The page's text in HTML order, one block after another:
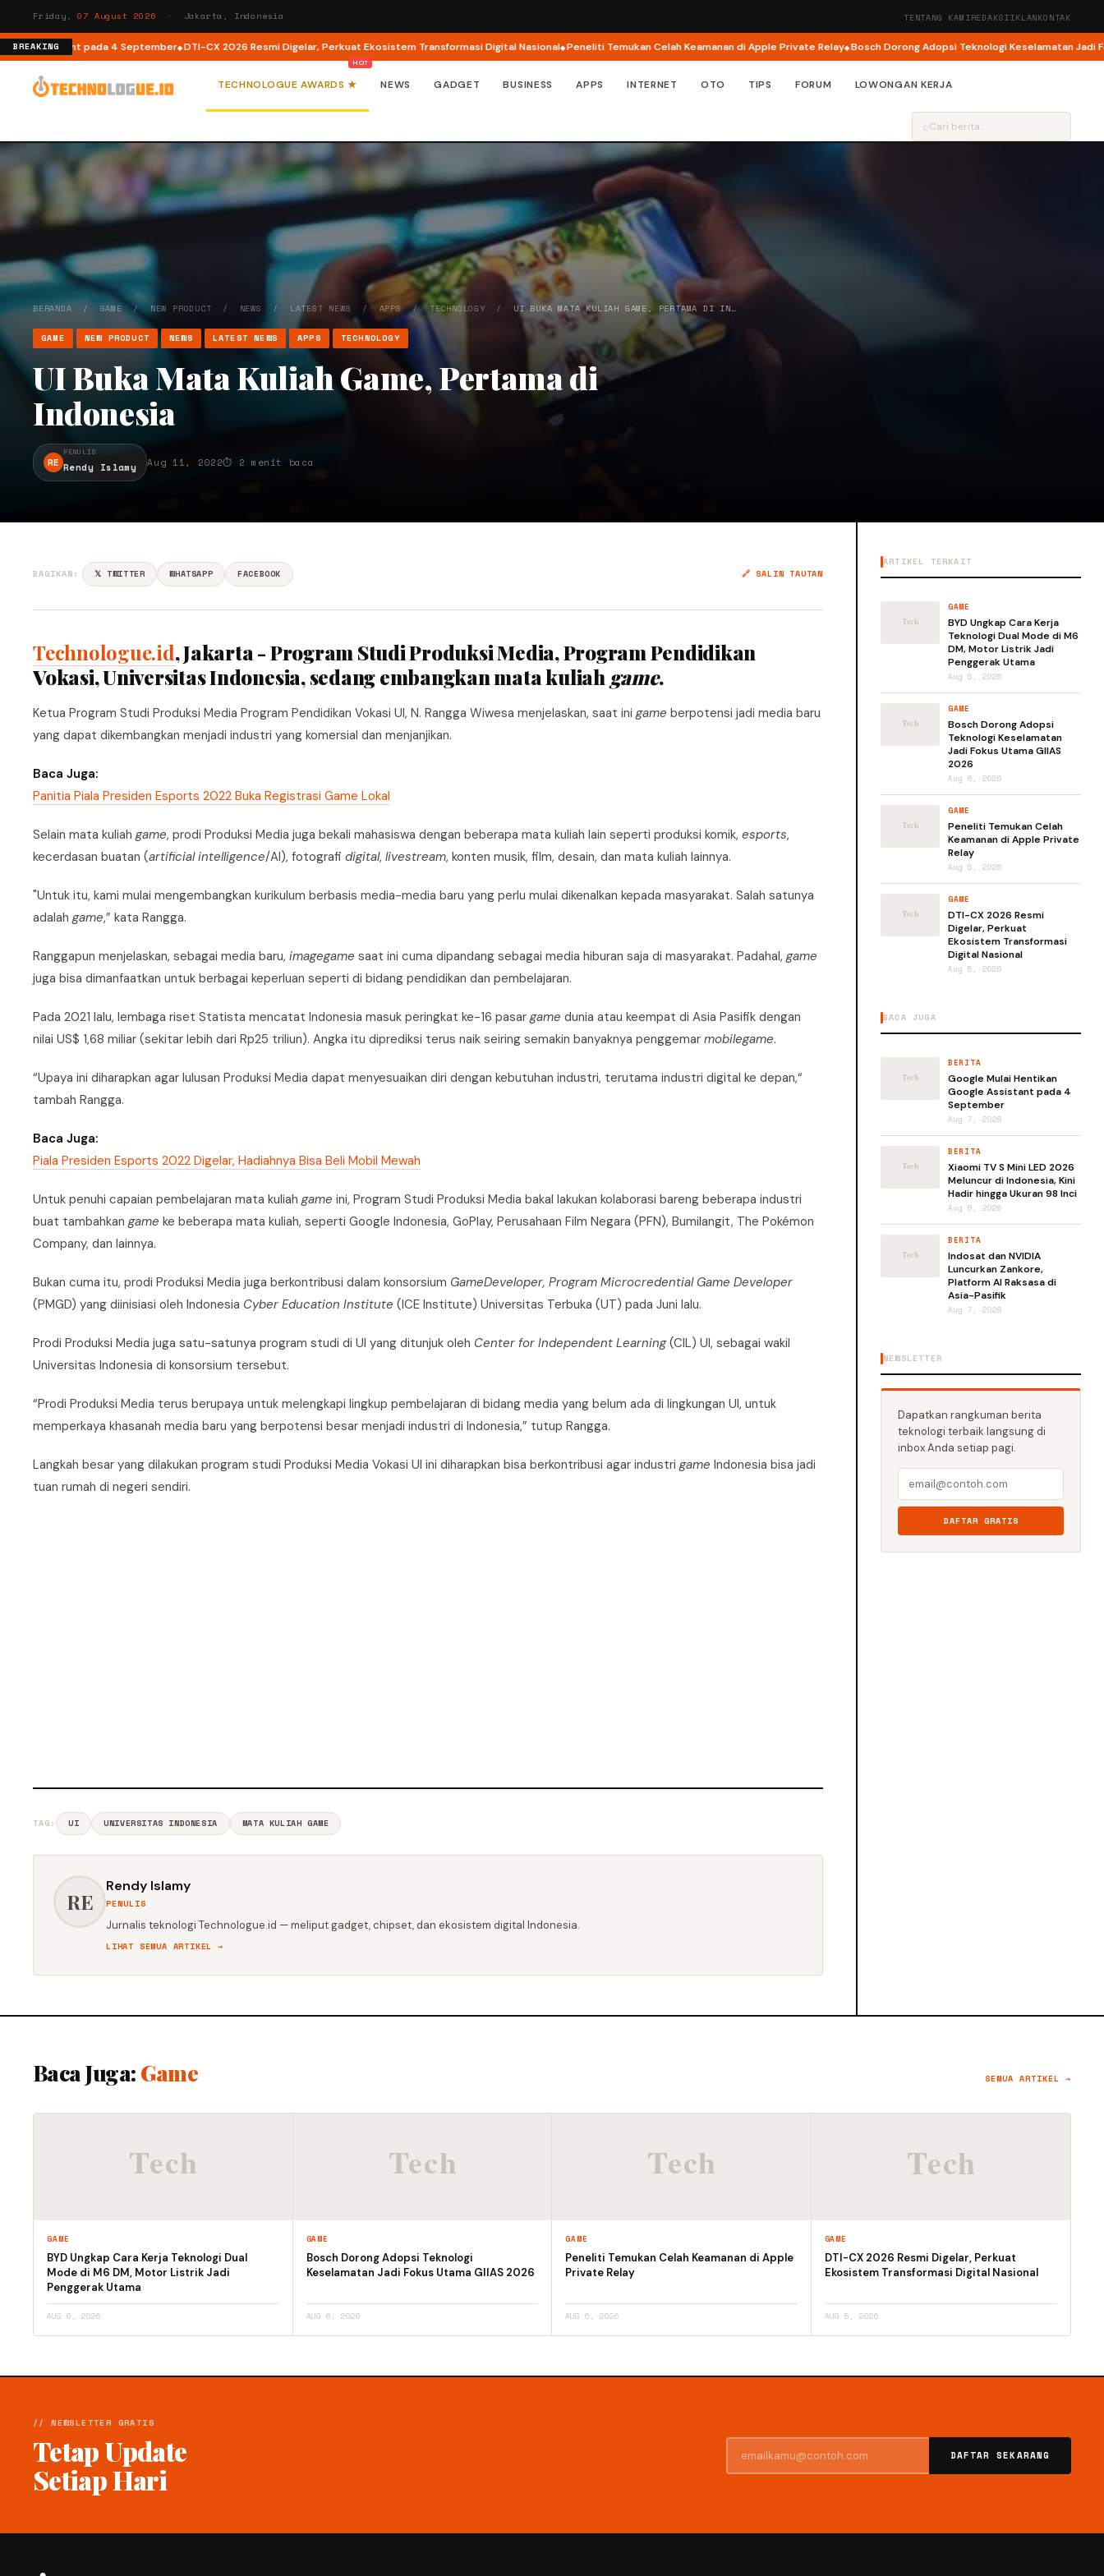
Friday,07 August 2026 · Jakarta, Indonesia TENTANG KAMIREDAKSIIKLANKONTAK
BREAKINGpada 4 September DTI-CX 2026 Resmi Digelar, Perkuat Ekosistem Transformasi Digital Nasional Peneliti Temukan Celah Keamanan di Apple Private Relay Bosch Dorong Adopsi Teknologi Keselamatan Jadi Fokus
TECHNOLOGUE AWARDS ★ NEWS GADGET BUSINESS APPS INTERNET OTO TIPS FORUM LOWONGAN KERJA
⌕
BERANDA / GAME/ NEW PRODUCT / NEWS / LATEST NEWS / APPS/TECHNOLOGY / UI BUKA MATA KULIAH GAME, PERTAMA DI IN…
GAME NEW PRODUCT NEWS LATEST NEWS APPS TECHNOLOGY
UI Buka Mata Kuliah Game, Pertama di
Indonesia
RE
PENULIS
Rendy Islamy Aug 11, 2022⏱ 2 menit baca
BAGIKAN: 𝕏 TWITTER WHATSAPP FACEBOOK 🔗 SALIN TAUTAN
Technologue.id, Jakarta - Program Studi Produksi Media, Program Pendidikan
Vokasi, Universitas Indonesia, sedang embangkan mata kuliah game.
Ketua Program Studi Produksi Media Program Pendidikan Vokasi UI, N. Rangga Wiwesa menjelaskan, saat inigame berpotensi jadi media baru
yang dapat dikembangkan menjadi industri yang komersial dan menjanjikan.
Baca Juga:
Panitia Piala Presiden Esports 2022 Buka Registrasi Game Lokal
Selain mata kuliahgame, prodi Produksi Media juga bekali mahasiswa dengan beberapa mata kuliah lain seperti produksi komik, esports,
kecerdasan buatan (artificial intelligence/AI), fotografi digital, livestream, konten musik, film, desain, dan mata kuliah lainnya.
"Untuk itu, kami mulai mengembangkan kurikulum berbasis media-media baru yang perlu mulai dikenalkan kepada masyarakat. Salah satunya
adalahgame,” kata Rangga.
Ranggapun menjelaskan, sebagai media baru, imagegame saat ini cuma dipandang sebagai media hiburan saja di masyarakat. Padahal,game
juga bisa dimanfaatkan untuk berbagai keperluan seperti di bidang pendidikan dan pembelajaran.
Pada 2021 lalu, lembaga riset Statista mencatat Indonesia masuk peringkat ke-16 pasargame dunia atau keempat di Asia Pasifik dengan
nilai US$ 1,68 miliar (sekitar lebih dari Rp25 triliun). Angka itu diprediksi terus naik seiring semakin banyaknya penggemar mobilegame.
“Upaya ini diharapkan agar lulusan Produksi Media dapat menyesuaikan diri dengan kebutuhan industri, terutama industri digital ke depan,“
tambah Rangga.
Baca Juga:
Piala Presiden Esports 2022 Digelar, Hadiahnya Bisa Beli Mobil Mewah
Untuk penuhi capaian pembelajaran mata kuliahgame ini, Program Studi Produksi Media bakal lakukan kolaborasi bareng beberapa industri
buat tambahkangame ke beberapa mata kuliah, seperti Google Indonesia, GoPlay, Perusahaan Film Negara (PFN), Bumilangit, The Pokémon
Company, dan lainnya.
Bukan cuma itu, prodi Produksi Media juga berkontribusi dalam konsorsium GameDeveloper, Program Microcredential Game Developer
(PMGD) yang diinisiasi oleh Indonesia Cyber Education Institute (ICE Institute) Universitas Terbuka (UT) pada Juni lalu.
Prodi Produksi Media juga satu-satunya program studi di UI yang ditunjuk oleh Center for Independent Learning(CIL) UI, sebagai wakil
Universitas Indonesia di konsorsium tersebut.
“Prodi Produksi Media terus berupaya untuk melengkapi lingkup pembelajaran di bidang media yang belum ada di lingkungan UI, untuk
memperkaya khasanah media baru yang berpotensi besar menjadi industri di Indonesia,” tutup Rangga.
Langkah besar yang dilakukan program studi Produksi Media Vokasi UI ini diharapkan bisa berkontribusi agar industrigame Indonesia bisa jadi
tuan rumah di negeri sendiri.
TAG: UI UNIVERSITAS INDONESIA MATA KULIAH GAME
RE
Rendy Islamy
PENULIS
Jurnalis teknologi Technologue.id — meliput gadget, chipset, dan ekosistem digital Indonesia.
LIHAT SEMUA ARTIKEL →
ARTIKEL TERKAIT
GAME
BYD Ungkap Cara Kerja
Teknologi Dual Mode di M6
DM, Motor Listrik Jadi
Penggerak Utama
Aug 6, 2026
GAME
Bosch Dorong Adopsi
Teknologi Keselamatan
Jadi Fokus Utama GIIAS
2026
Aug 6, 2026
GAME
Peneliti Temukan Celah
Keamanan di Apple Private
Relay
Aug 6, 2026
GAME
DTI-CX 2026 Resmi
Digelar, Perkuat
Ekosistem Transformasi
Digital Nasional
Aug 5, 2026
BACA JUGA
BERITA
Google Mulai Hentikan
Google Assistant pada 4
September
Aug 7, 2026
BERITA
Xiaomi TV S Mini LED 2026
Meluncur di Indonesia, Kini
Hadir hingga Ukuran 98 Inci
Aug 6, 2026
BERITA
Indosat dan NVIDIA
Luncurkan Zankore,
Platform AI Raksasa di
Asia-Pasifik
Aug 7, 2026
NEWSLETTER
Dapatkan rangkuman berita
teknologi terbaik langsung di
inbox Anda setiap pagi.
DAFTAR GRATIS
Baca Juga: Game SEMUA ARTIKEL →
GAME
BYD Ungkap Cara Kerja Teknologi Dual
Mode di M6 DM, Motor Listrik Jadi
Penggerak Utama
AUG 6, 2026
GAME
Bosch Dorong Adopsi Teknologi
Keselamatan Jadi Fokus Utama GIIAS 2026
AUG 6, 2026
GAME
Peneliti Temukan Celah Keamanan di Apple
Private Relay
AUG 6, 2026
GAME
DTI-CX 2026 Resmi Digelar, Perkuat
Ekosistem Transformasi Digital Nasional
AUG 5, 2026
// NEWSLETTER GRATIS
Tetap Update
Setiap Hari
DAFTAR SEKARANG